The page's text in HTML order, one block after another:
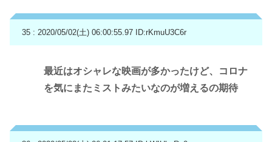
35 : 2020/05/02(土) 06:00:55.97 ID:rKmuU3C6r
最近はオシャレな映画が多かったけど、コロナ
を気にまたミストみたいなのが増えるの期待